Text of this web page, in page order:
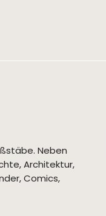
Neben
Architektur,
Comics,